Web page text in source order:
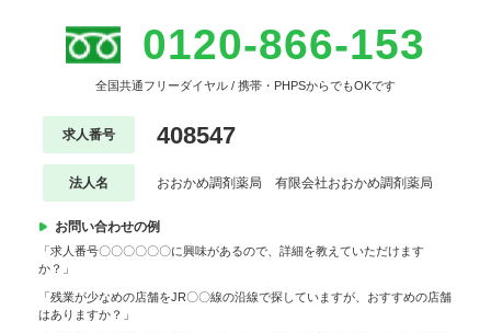
0120-866-153
全国共通フリーダイヤル / 携帯・PHPSからでもOKです
求人番号 408547
法人名 おおかめ調剤薬局 有限会社おおかめ調剤薬局
お問い合わせの例
「求人番号〇〇〇〇〇〇に興味があるので、詳細を教えていただけます
か？」
「残業が少なめの店舗をJR〇〇線の沿線で探していますが、おすすめの店舗
はありますか？」